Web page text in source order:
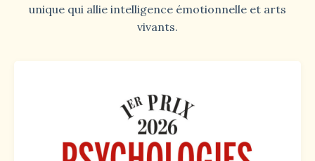
unique qui allie intelligence émotionnelle et arts
vivants.